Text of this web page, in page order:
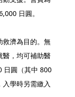
日圓。
救濟為目的。無
醫，均可補助醫
日圓（其中 800
學時另需繳入